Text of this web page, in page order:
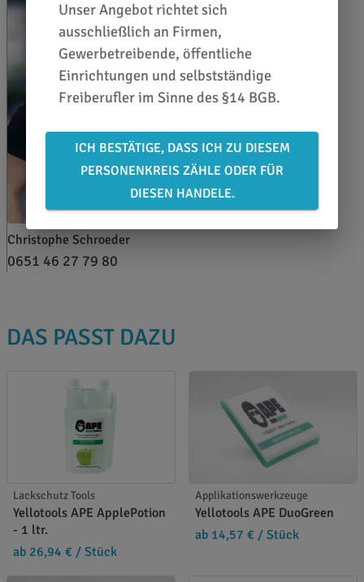
Christophe Schroeder
0651 46 27 79 80
DAS PASST DAZU
Lackschutz Tools
Yellotools APE ApplePotion
- 1 ltr.
ab 26,94 € / Stück
Applikationswerkzeuge
Yellotools APE DuoGreen
ab 14,57 € / Stück
Unser Angebot richtet sich
ausschließlich an Firmen,
Gewerbetreibende, öffentliche
Einrichtungen und selbstständige
Freiberufler im Sinne des §14 BGB.
ICH BESTÄTIGE, DASS ICH ZU DIESEM
PERSONENKREIS ZÄHLE ODER FÜR
DIESEN HANDELE.